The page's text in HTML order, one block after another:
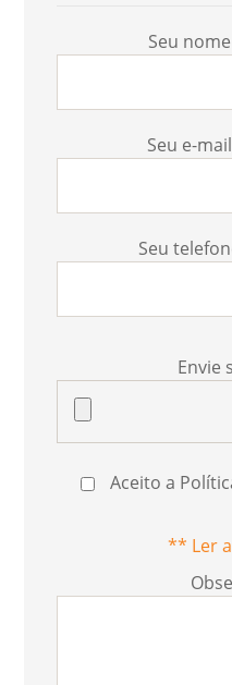
Seu
Seu e-
Seu
Envie
Aceito a
** Ler